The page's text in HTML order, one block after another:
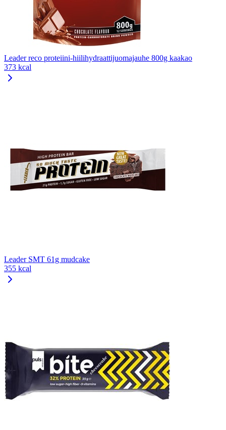
Leader reco proteiini-hiilihydraattijuomajauhe 800g kaakao
373 kcal
Leader SMT 61g mudcake
355 kcal